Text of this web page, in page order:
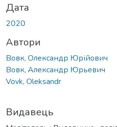
Дата
2020
Автори
Вовк, Олександр Юрійович
Вовк, Александр Юрьевич
Vovk, Oleksandr
Видавець